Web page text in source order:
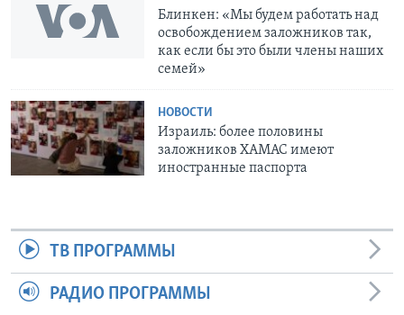
Блинкен: «Мы будем работать над
освобождением заложников так,
как если бы это были члены наших
семей»
НОВОСТИ
Израиль: более половины
заложников ХАМАС имеют
иностранные паспорта
ТВ ПРОГРАММЫ
РАДИО ПРОГРАММЫ